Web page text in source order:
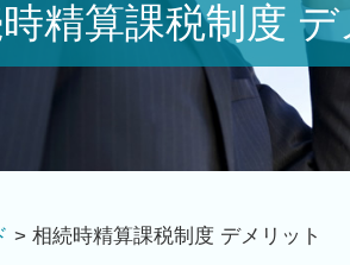
精算課税制度
> 相続時精算課税制度 デメリット